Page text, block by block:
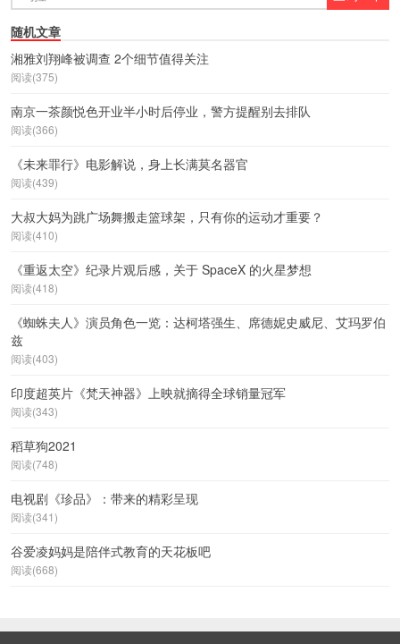
随机文章
湘雅刘翔峰被调查 2个细节值得关注
阅读(375)
南京一茶颜悦色开业半小时后停业，警方提醒别去排队
阅读(366)
《未来罪行》电影解说，身上长满莫名器官
阅读(439)
大叔大妈为跳广场舞搬走篮球架，只有你的运动才重要？
阅读(410)
《重返太空》纪录片观后感，关于 SpaceX 的火星梦想
阅读(418)
《蜘蛛夫人》演员角色一览：达柯塔强生、席德妮史威尼、艾玛罗伯
兹
阅读(403)
印度超英片《梵天神器》上映就摘得全球销量冠军
阅读(343)
稻草狗2021
阅读(748)
电视剧《珍品》：带来的精彩呈现
阅读(341)
谷爱凌妈妈是陪伴式教育的天花板吧
阅读(668)